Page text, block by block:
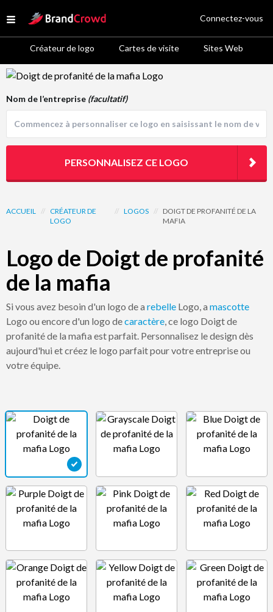
Open menu
Site Logo
Créateur de logo Cartes de visite Sites Web
Connectez-vous
Logo Template Preview
ACCUEIL // CRÉATEUR DE
LOGO
// LOGOS // DOIGT DE PROFANITÉ DE LA
MAFIA
Logo de Doigt de profanité
de la mafia
Si vous avez besoin d'un logo de a rebelle Logo, a mascotte
Logo ou encore d'un logo decaractère, ce logo Doigt de
profanité de la mafia est parfait. Personnalisez le design dès
aujourd'hui et créez le logo parfait pour votre entreprise ou
votre équipe.
Nom de l’entreprise (facultatif)
PERSONNALISEZ CE LOGO